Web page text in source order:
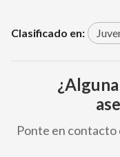
Clasificado en:
Ponte en contacto